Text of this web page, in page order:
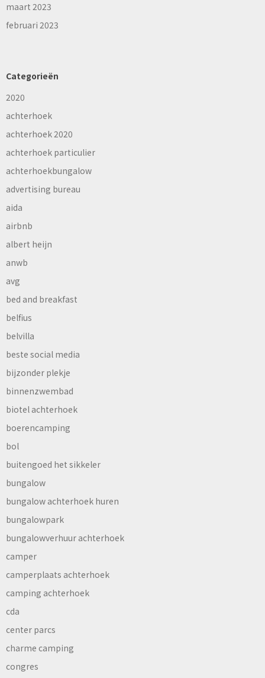
maart 2023
februari 2023
Categorieën
2020
achterhoek
achterhoek 2020
achterhoek particulier
achterhoekbungalow
advertising bureau
aida
airbnb
albert heijn
anwb
avg
bed and breakfast
belfius
belvilla
beste social media
bijzonder plekje
binnenzwembad
biotel achterhoek
boerencamping
bol
buitengoed het sikkeler
bungalow
bungalow achterhoek huren
bungalowpark
bungalowverhuur achterhoek
camper
camperplaats achterhoek
camping achterhoek
cda
center parcs
charme camping
congres